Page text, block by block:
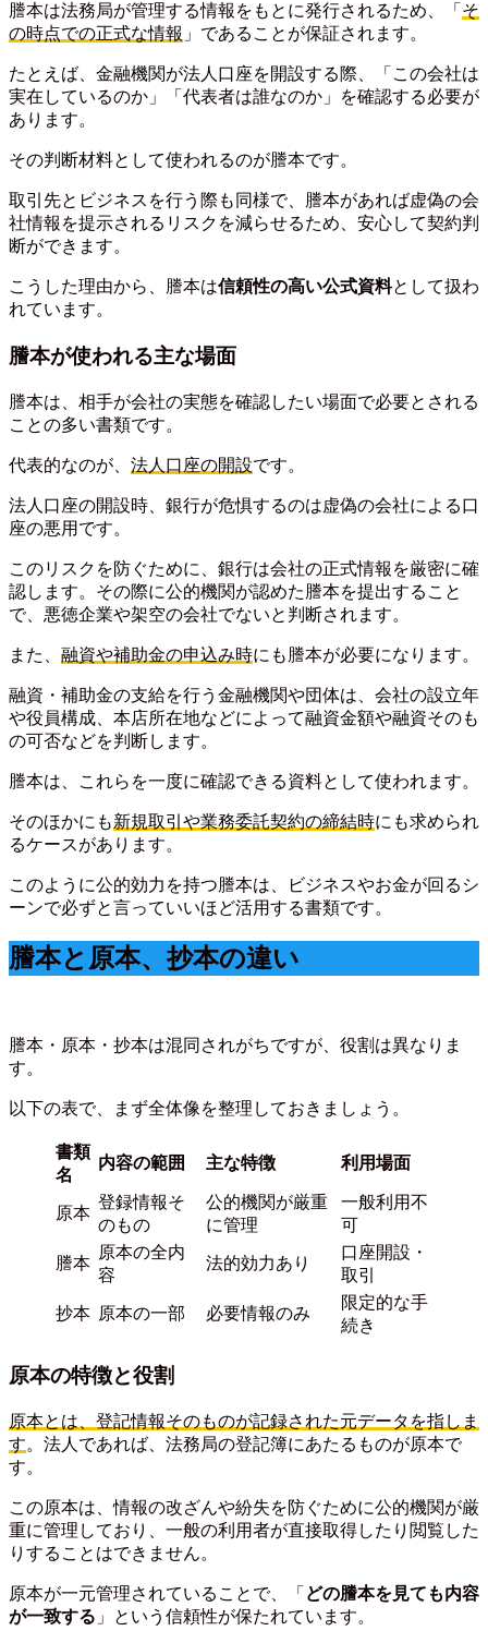
謄本は法務局が管理する情報をもとに発行されるため、「 そ
の時点での正式な情報 」であることが保証されます。
たとえば、金融機関が法人口座を開設する際、「この会社は
実在しているのか」「代表者は誰なのか」を確認する必要が
あります。
その判断材料として使われるのが謄本です。
取引先とビジネスを行う際も同様で、謄本があれば虚偽の会
社情報を提示されるリスクを減らせるため、安心して契約判
断ができます。
こうした理由から、謄本は信頼性の高い公式資料として扱わ
れています。
謄本が使われる主な場面
謄本は、相手が会社の実態を確認したい場面で必要とされる
ことの多い書類です。
代表的なのが、 法人口座の開設です。
法人口座の開設時、銀行が危惧するのは虚偽の会社による口
座の悪用です。
このリスクを防ぐために、銀行は会社の正式情報を厳密に確
認します。その際に公的機関が認めた謄本を提出すること
で、悪徳企業や架空の会社でないと判断されます。
また、 融資や補助金の申込み時にも謄本が必要になります。
融資・補助金の支給を行う金融機関や団体は、会社の設立年
や役員構成、本店所在地などによって融資金額や融資そのも
の可否などを判断します。
謄本は、これらを一度に確認できる資料として使われます。
そのほかにも新規取引や業務委託契約の締結時にも求められ
るケースがあります。
このように公的効力を持つ謄本は、ビジネスやお金が回るシ
ーンで必ずと言っていいほど活用する書類です。
謄本と原本、抄本の違い
謄本・原本・抄本は混同されがちですが、役割は異なりま
す。
以下の表で、まず全体像を整理しておきましょう。
書類
名
内容の範囲 主な特徴 利用場面
原本
登録情報そ
のもの
公的機関が厳重
に管理
一般利用不
可
謄本
原本の全内
容
法的効力あり
口座開設・
取引
抄本 原本の一部 必要情報のみ
限定的な手
続き
原本の特徴と役割
原本とは、登記情報そのものが記録された元データを指しま
す。法人であれば、法務局の登記簿にあたるものが原本で
す。
この原本は、情報の改ざんや紛失を防ぐために公的機関が厳
重に管理しており、一般の利用者が直接取得したり閲覧した
りすることはできません。
原本が一元管理されていることで、「 どの謄本を見ても内容
が一致する 」という信頼性が保たれています。